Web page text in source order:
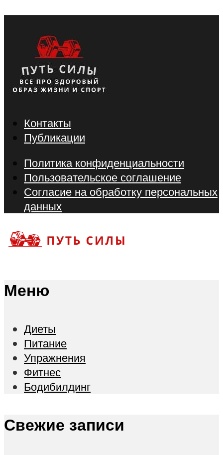
Контакты
Публикации
Политика конфиденциальности
Пользовательское соглашение
Согласие на обработку персональных
данных
Меню
Диеты
Питание
Упражнения
Фитнес
Бодибилдинг
Свежие записи